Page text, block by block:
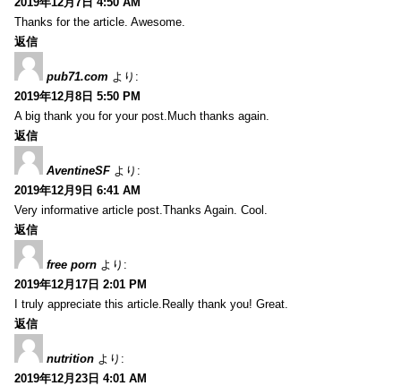
Thanks for the article. Awesome.
返信
pub71.com より:
2019年12月8日 5:50 PM
A big thank you for your post.Much thanks again.
返信
AventineSF より:
2019年12月9日 6:41 AM
Very informative article post.Thanks Again. Cool.
返信
free porn より:
2019年12月17日 2:01 PM
I truly appreciate this article.Really thank you! Great.
返信
nutrition より:
2019年12月23日 4:01 AM